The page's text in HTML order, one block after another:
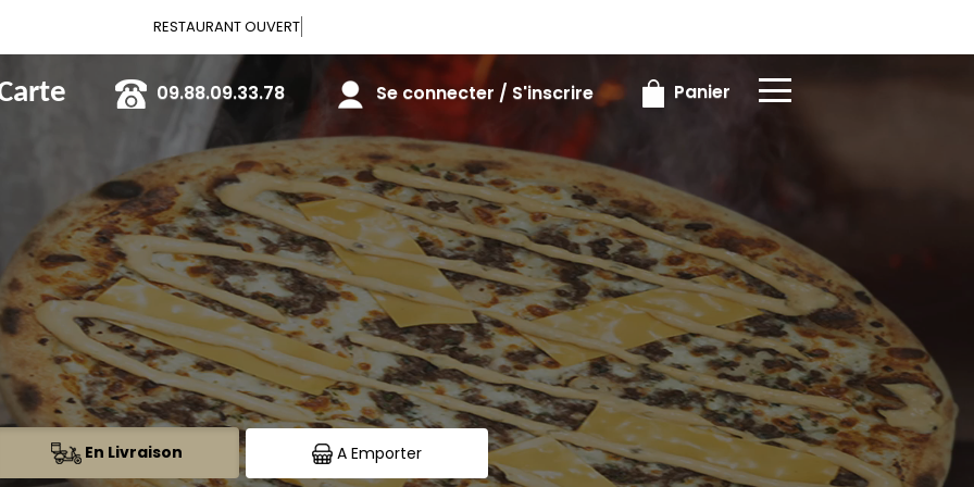
Vous pouvez c
09.88.09.33.78 Se connecter / S'inscrire Panier
×
En Livraison A Emporter